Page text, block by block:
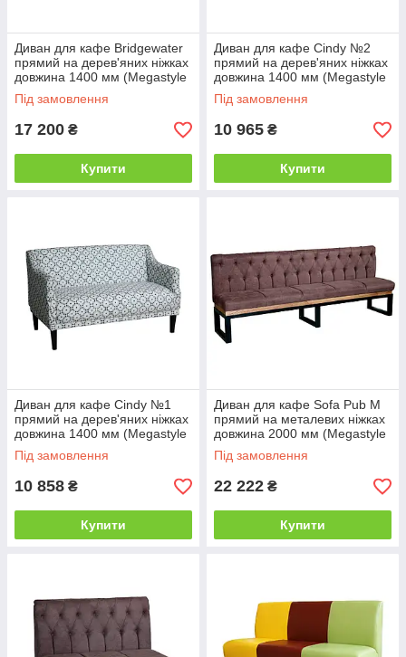
Диван для кафе Bridgewater
прямий на дерев'яних ніжках
довжина 1400 мм (Megastyle
ТМ)
Під замовлення
17 200 ₴
Купити
Диван для кафе Cindy №2
прямий на дерев'яних ніжках
довжина 1400 мм (Megastyle
ТМ)
Під замовлення
10 965 ₴
Купити
Диван для кафе Cindy №1
прямий на дерев'яних ніжках
довжина 1400 мм (Megastyle
ТМ)
Під замовлення
10 858 ₴
Купити
Диван для кафе Sofa Pub M
прямий на металевих ніжках
довжина 2000 мм (Megastyle
ТМ)
Під замовлення
22 222 ₴
Купити